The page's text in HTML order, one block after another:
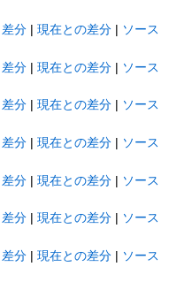
差分 |現在との差分
ソース
差分 |現在との差分 | ソース
差分 |現在との差分
ソース
差分 |現在との差分
ソース
差分 |現在との差分 | ソース
差分 |現在との差分
ソース
差分 |現在との差分
ソース